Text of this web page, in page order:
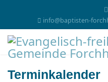
info@baptisten-
Terminkalender